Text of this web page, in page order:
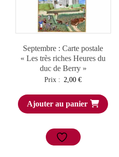
Septembre : Carte postale
« Les très riches Heures du
duc de Berry »
Prix : 2,00€
Ajouter au panier